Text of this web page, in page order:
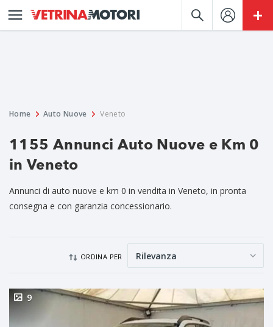
Home Auto Nuove Veneto
1155 Annunci Auto Nuove e Km 0
in Veneto
Annunci di auto nuove e km 0 in vendita in Veneto, in pronta
consegna e con garanzia concessionario.
ORDINA PER
9